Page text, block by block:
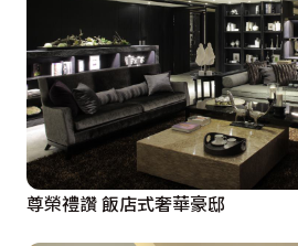
尊榮禮讚 飯店式奢華豪邸